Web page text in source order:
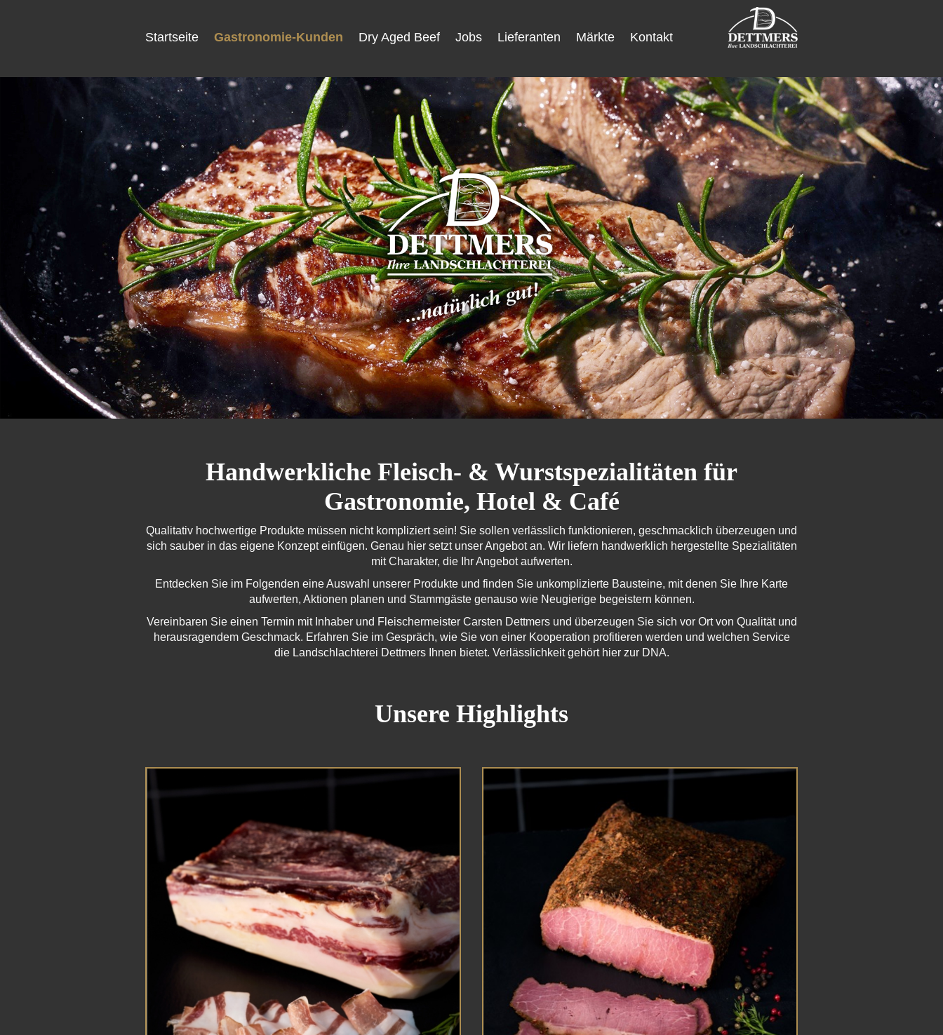
Startseite Gastronomie-Kunden Dry Aged Beef Jobs Lieferanten Märkte Kontakt
Handwerkliche Fleisch- & Wurstspezialitäten für
Gastronomie, Hotel & Café
Qualitativ hochwertige Produkte müssen nicht kompliziert sein! Sie sollen verlässlich funktionieren, geschmacklich überzeugen und
sich sauber in das eigene Konzept einfügen. Genau hier setzt unser Angebot an. Wir liefern handwerklich hergestellte Spezialitäten
mit Charakter, die Ihr Angebot aufwerten.
Entdecken Sie im Folgenden eine Auswahl unserer Produkte und finden Sie unkomplizierte Bausteine, mit denen Sie Ihre Karte
aufwerten, Aktionen planen und Stammgäste genauso wie Neugierige begeistern können.
Vereinbaren Sie einen Termin mit Inhaber und Fleischermeister Carsten Dettmers und überzeugen Sie sich vor Ort von Qualität und
herausragendem Geschmack. Erfahren Sie im Gespräch, wie Sie von einer Kooperation profitieren werden und welchen Service
die Landschlachterei Dettmers Ihnen bietet. Verlässlichkeit gehört hier zur DNA.
Unsere Highlights